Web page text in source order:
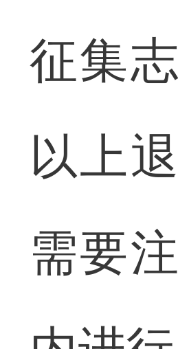
征集
以上
需要